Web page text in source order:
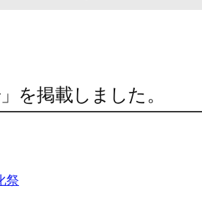
を掲載しました。
祭